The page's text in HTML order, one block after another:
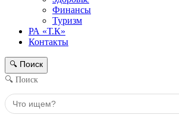
Финансы
Туризм
РА «Т.К»
Контакты
🔍 Поиск
🔍 Поиск